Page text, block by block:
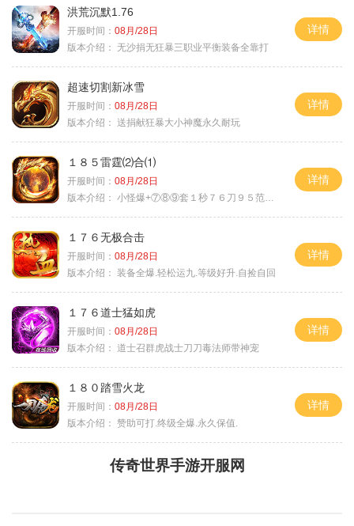
洪荒沉默1.76
开服时间： 08月/28日
版本介绍： 无沙捐无狂暴三职业平衡装备全靠打
详情
超速切割新冰雪
开服时间： 08月/28日
版本介绍： 送捐献狂暴大小神魔永久耐玩
详情
１８５雷霆⑵合⑴
开服时间： 08月/28日
版本介绍： 小怪爆+⑦⑧⑨套１秒７６刀９５范围捡
详情
１７６无极合击
开服时间： 08月/28日
版本介绍： 装备全爆.轻松运九.等级好升.自捡自回
详情
１７６道士猛如虎
开服时间： 08月/28日
版本介绍： 道士召群虎战士刀刀毒法师带神宠
详情
１８０踏雪火龙
开服时间： 08月/28日
版本介绍： 赞助可打.终级全爆.永久保值.
详情
传奇世界手游开服网